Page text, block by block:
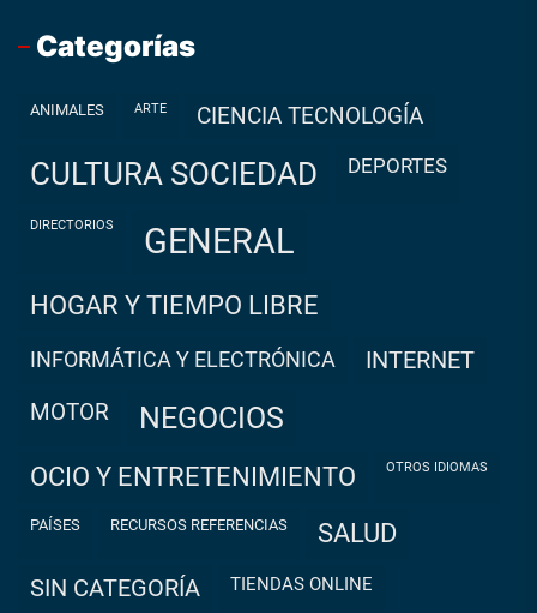
Categorías
ANIMALES ARTE CIENCIA TECNOLOGÍA
CULTURA SOCIEDAD DEPORTES
DIRECTORIOS GENERAL
HOGAR Y TIEMPO LIBRE
INFORMÁTICA Y ELECTRÓNICA INTERNET
MOTOR NEGOCIOS
OCIO Y ENTRETENIMIENTO OTROS IDIOMAS
PAÍSES RECURSOS REFERENCIAS SALUD
SIN CATEGORÍA TIENDAS ONLINE